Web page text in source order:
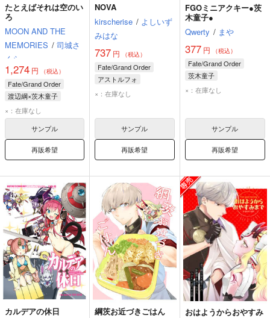
たとえばそれは空のい
ろ
MOON AND THE
MEMORIES / 司城さ
くら
1,274 円 （税込）
Fate/Grand Order
渡辺綱×茨木童子
渡辺綱
茨木童子
×：在庫なし
サンプル
再販希望
NOVA
kirscherise / よしいず
みはな
737 円 （税込）
Fate/Grand Order
アストルフォ
茨木童子
×：在庫なし
サンプル
再販希望
FGOミニアクキー●茨
木童子●
Qwerty / まや
377円 （税込）
Fate/Grand Order
茨木童子
×：在庫なし
サンプル
再販希望
カルデアの休日
綱茨お近づきごはん
おはようからおやすみ